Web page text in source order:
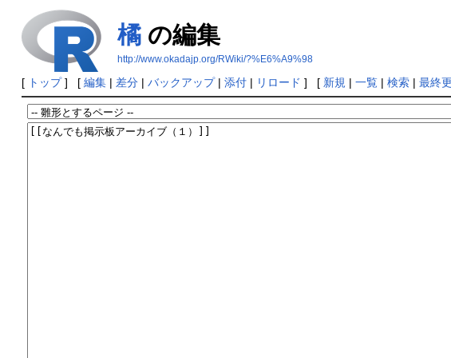
橘の編集
http://www.okadajp.org/RWiki/?%E6%A9%98
[ トップ] [ 編集| 差分| バックアップ| 添付| リロード ] [ 新規 | 一覧| 検索| 最終